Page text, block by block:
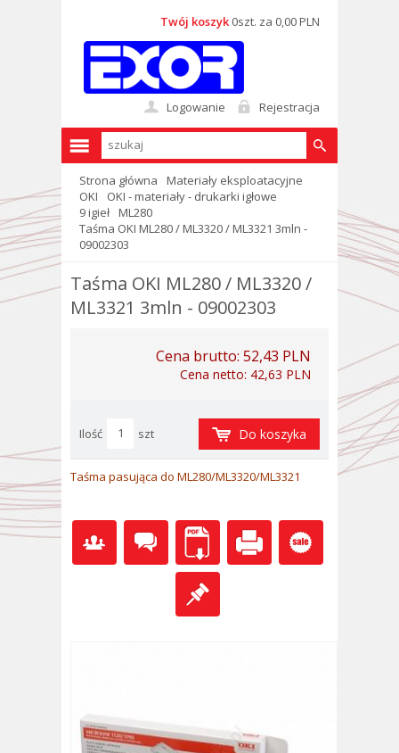
Logowanie Rejestracja
Twój koszyk 0szt. za 0,00 PLN
Strona główna
Materiały eksploatacyjne
OKI
OKI - materiały - drukarki igłowe
9 igieł ML280
Taśma OKI ML280 / ML3320 / ML3321 3mln -
09002303
Taśma OKI ML280 / ML3320 /
ML3321 3mln - 09002303
Cena brutto: 52,43 PLN
Cena netto: 42,63 PLN
Ilość szt Do koszyka
Taśma pasująca do ML280/ML3320/ML3321